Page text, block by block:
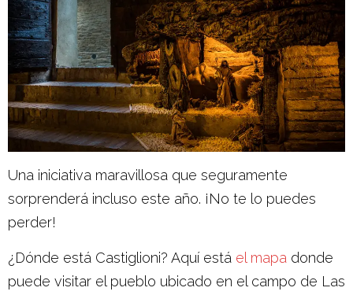
Una iniciativa maravillosa que seguramente
sorprenderá incluso este año. ¡No te lo puedes
perder!
¿Dónde está Castiglioni? Aquí está el mapa donde
puede visitar el pueblo ubicado en el campo de Las